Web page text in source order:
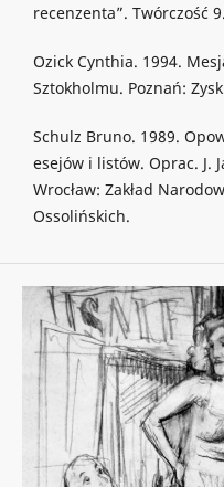
recenzenta”. Twórczość 9.
Ozick Cynthia. 1994.
Sztokholmu. Poznań:
Schulz Bruno. 1989.
esejów i listów. Oprac. J.
Wrocław: Zakład
Ossolińskich.